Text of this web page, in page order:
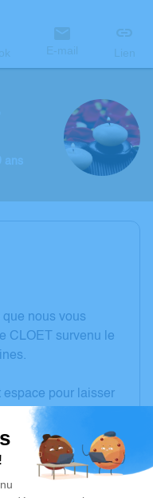
E-mail Lien
ans
que nous vous
CLOET survenu le
espace pour laisser
souvenirs,
à travers des
est un lieu
mémoire de Monique